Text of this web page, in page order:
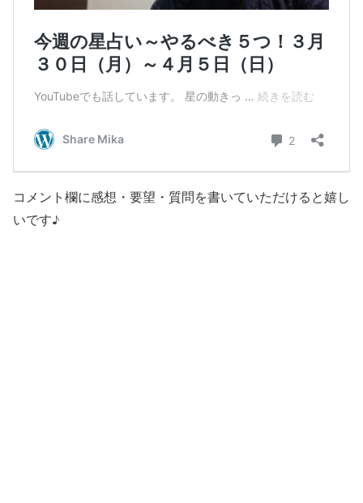
コメント欄に感想・要望・質問を書いていただけると嬉し
いです♪